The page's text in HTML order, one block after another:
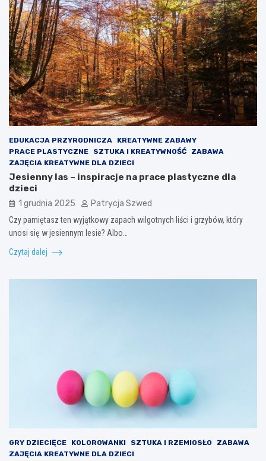
EDUKACJA PRZYRODNICZA
KREATYWNE ZABAWY
PRACE PLASTYCZNE
SZTUKA I KREATYWNOŚĆ
ZABAWA
ZAJĘCIA KREATYWNE DLA DZIECI
Jesienny las – inspiracje na prace plastyczne dla
dzieci
1 grudnia 2025 Patrycja Szwed
Czy pamiętasz ten wyjątkowy zapach wilgotnych liści i grzybów, który
unosi się w jesiennym lesie? Albo…
Czytaj dalej
GRY DZIECIĘCE KOLOROWANKI SZTUKA I RZEMIOSŁO
ZABAWA
ZAJĘCIA KREATYWNE DLA DZIECI